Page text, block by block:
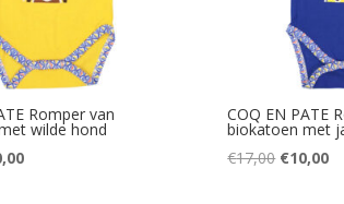
Romper van
wilde hond
Huidige
COQ EN PATE
biokatoen met
€17,00 €10,00